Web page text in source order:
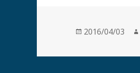
投
日:
2016/04/03